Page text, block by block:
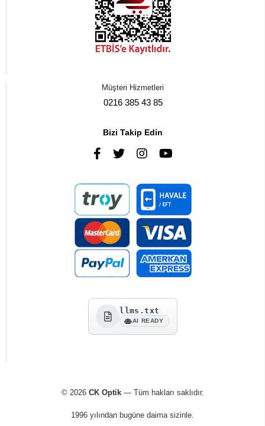
Müşteri Hizmetleri
0216 385 43 85
Bizi Takip Edin
llms.txt
AI READY
© 2026 CK Optik— Tüm hakları saklıdır.
1996 yılından bugüne daima sizinle.